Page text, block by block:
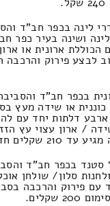
לינה בכפר חב"ד
ושינה בעיר כפר
הכוללת ארונית או
בכפר חב"ד
או שידה מעץ
דלתות יחד עם
/ ארון עצוי עץ
סטנד בכפר חב"ד
סלון/ שולחן
עם פירוק והרכבה